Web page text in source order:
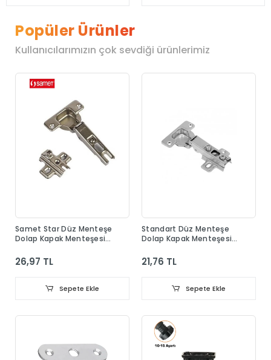
Popüler Ürünler
Kullanıcılarımızın çok sevdiği ürünlerimiz
Samet Star Düz Menteşe
Dolap Kapak Menteşesi
26,97 TL
Sepete Ekle
Standart Düz Menteşe
Dolap Kapak Menteşesi
21,76 TL
Sepete Ekle